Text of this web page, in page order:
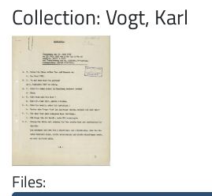
All of DSpace
Collection: Vogt, Karl
Files